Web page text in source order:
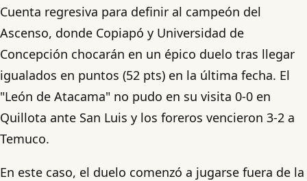
Cuenta regresiva para definir al campeón del
Ascenso, donde Copiapó y Universidad de
Concepción chocarán en un épico duelo tras llegar
igualados en puntos (52 pts) en la última fecha. El
"León de Atacama" no pudo en su visita 0-0 en
Quillota ante San Luis y los foreros vencieron 3-2 a
Temuco.
En este caso, el duelo comenzó a jugarse fuera de la